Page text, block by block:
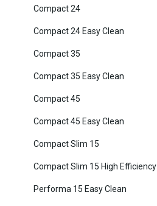
Compact 24
Compact 24 Easy Clean
Compact 35
Compact 35 Easy Clean
Compact 45
Compact 45 Easy Clean
Compact Slim 15
Compact Slim 15 High Efficiency
Performa 15 Easy Clean